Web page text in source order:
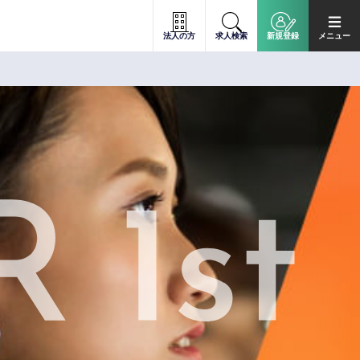
法人の方 求人検索 新規登録 メニュー